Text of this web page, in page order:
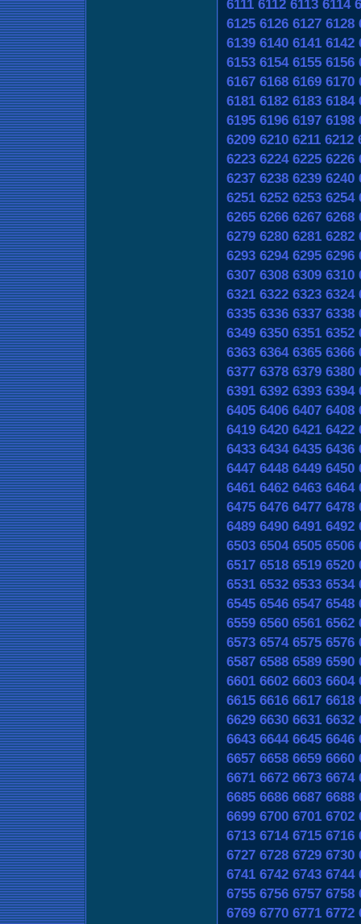
6111 6112 6113 6114
6125 6126 6127 6128
6139 6140 6141 6142
6153 6154 6155 6156
6167 6168 6169 6170
6181 6182 6183 6184
6195 6196 6197 6198
6209 6210 6211 6212
6223 6224 6225 6226
6237 6238 6239 6240
6251 6252 6253 6254
6265 6266 6267 6268
6279 6280 6281 6282
6293 6294 6295 6296
6307 6308 6309 6310
6321 6322 6323 6324
6335 6336 6337 6338
6349 6350 6351 6352
6363 6364 6365 6366
6377 6378 6379 6380
6391 6392 6393 6394
6405 6406 6407 6408
6419 6420 6421 6422
6433 6434 6435 6436
6447 6448 6449 6450
6461 6462 6463 6464
6475 6476 6477 6478
6489 6490 6491 6492
6503 6504 6505 6506
6517 6518 6519 6520
6531 6532 6533 6534
6545 6546 6547 6548
6559 6560 6561 6562
6573 6574 6575 6576
6587 6588 6589 6590
6601 6602 6603 6604
6615 6616 6617 6618
6629 6630 6631 6632
6643 6644 6645 6646
6657 6658 6659 6660
6671 6672 6673 6674
6685 6686 6687 6688
6699 6700 6701 6702
6713 6714 6715 6716
6727 6728 6729 6730
6741 6742 6743 6744
6755 6756 6757 6758
6769 6770 6771 6772